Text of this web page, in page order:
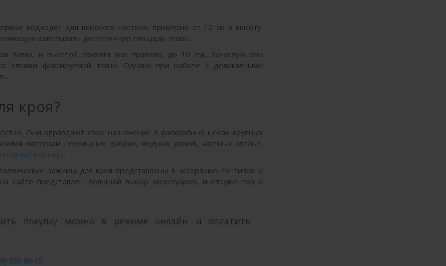
подходят для высокого настила, примерно от 12 см в высоту.
охватывать достаточную площадь ткани.
лапки, и высотой захвата (как правило, до 10 см). Зачастую они
слоями фиксируемой ткани. Однако при работе с деликатными
кроя?
Они оправдают свое назначение в раскройных цехах крупных
мастерам небольших фабрик, модных домов, частных ателье,
машины.
зажимы для кроя представлены в ассортименте типов и
представлен большой выбор аксессуаров, инструментов и
покупку можно в режиме онлайн и оплатить
201-60-15